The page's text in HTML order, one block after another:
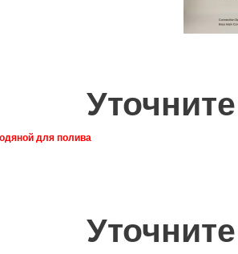
для полива